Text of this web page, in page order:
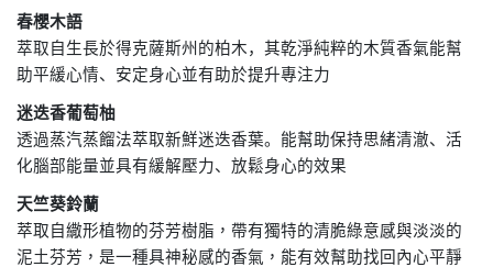
春櫻木語
萃取自生長於得克薩斯州的柏木，其乾淨純粹的木質香氣能幫
助平緩心情、安定身心並有助於提升專注力
迷迭香葡萄柚
透過蒸汽蒸餾法萃取新鮮迷迭香葉。能幫助保持思緒清澈、活
化腦部能量並具有緩解壓力、放鬆身心的效果
天竺葵鈴蘭
萃取自繖形植物的芬芳樹脂，帶有獨特的清脆綠意感與淡淡的
泥土芬芳，是一種具神秘感的香氣，能有效幫助找回內心平靜